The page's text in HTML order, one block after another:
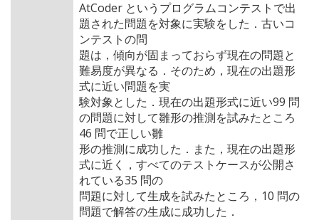
AtCoder というプログラムコンテストで出
題された問題を対象に実験をした．古いコ
ンテストの問
題は，傾向が固まっておらず現在の問題と
難易度が異なる．そのため，現在の出題形
式に近い問題を実
験対象とした．現在の出題形式に近い99 問
の問題に対して雛形の推測を試みたところ
46 問で正しい雛
形の推測に成功した．また，現在の出題形
式に近く，すべてのテストケースが公開さ
れている35 問の
問題に対して生成を試みたところ，10 問の
問題で解答の生成に成功した．